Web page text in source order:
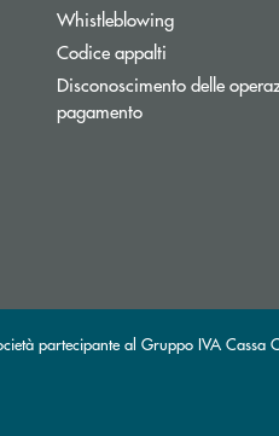
Whistleblowing
Codice appalti
Disconoscimento delle
pagamento
partecipante al Gruppo IVA